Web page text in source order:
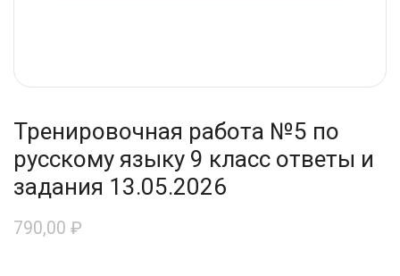
Тренировочная работа №5 по
русскому языку 9 класс ответы и
задания 13.05.2026
790,00 ₽